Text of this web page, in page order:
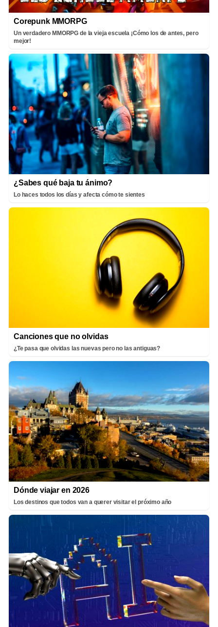
Corepunk MMORPG
Un verdadero MMORPG de la vieja escuela ¡Cómo los de antes, pero
mejor!
¿Sabes qué baja tu ánimo?
Lo haces todos los días y afecta cómo te sientes
Canciones que no olvidas
¿Te pasa que olvidas las nuevas pero no las antiguas?
Dónde viajar en 2026
Los destinos que todos van a querer visitar el próximo año